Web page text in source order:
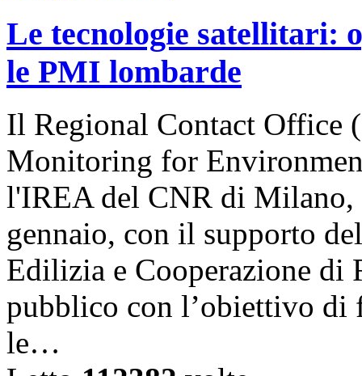
Le tecnologie satellitari:
le PMI lombarde
Il Regional Contact Office
Monitoring for
l'IREA del CNR di Milano,
gennaio, con il supporto
Edilizia e Cooperazione di
pubblico con l’obiettivo di
le…